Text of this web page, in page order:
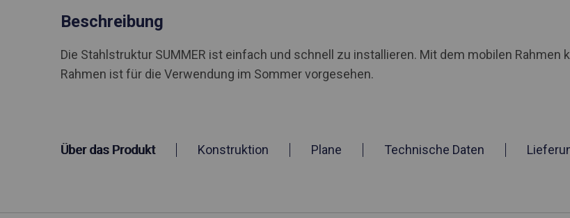
Beschreibung
Die Stahlstruktur SUMMER ist einfach und schnell zu installieren. Mit dem mobilen Rahmen
Rahmen ist für die Verwendung im Sommer vorgesehen.
Über das Produkt Konstruktion Plane Technische Daten